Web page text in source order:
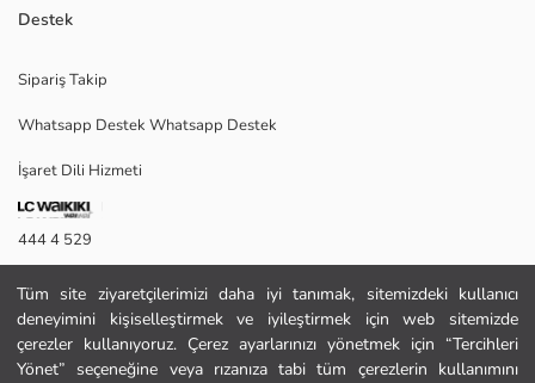
Tüm site ziyaretçilerimizi daha iyi tanımak, sitemizdeki kullanıcı
deneyimini kişiselleştirmek ve iyileştirmek için web sitemizde
çerezler kullanıyoruz. Çerez ayarlarınızı yönetmek için “Tercihleri
Yönet” seçeneğine veya rızanıza tabi tüm çerezlerin kullanımını
cildine uygun pamuklu kumaşıyla konfor sunar. Atlet çıtçıtlı body formu
arayan ebeveynler için pratik bir seçenektir. Fil desenli çıtçıtlı body %
Satıcı:
Marka:
Cinsiyet:
Kalıp:
Kalınlık:
Paket İçeriği:
Destek
Sipariş Takip
Whatsapp Destek Whatsapp Destek
İşaret Dili Hizmeti
444 4 529
İletişim Formu
444 4 529